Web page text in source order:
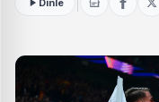
Dinle